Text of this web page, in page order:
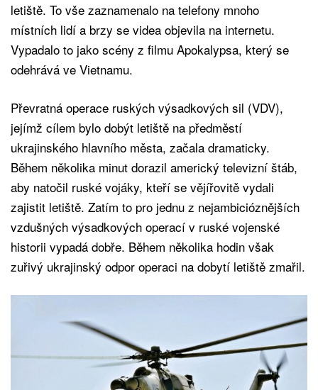
letiště. To vše zaznamenalo na telefony mnoho
místních lidí a brzy se videa objevila na internetu.
Vypadalo to jako scény z filmu Apokalypsa, který se
odehrává ve Vietnamu.
Převratná operace ruských výsadkových sil (VDV),
jejímž cílem bylo dobýt letiště na předměstí
ukrajinského hlavního města, začala dramaticky.
Během několika minut dorazil americký televizní štáb,
aby natočil ruské vojáky, kteří se vějířovitě vydali
zajistit letiště. Zatím to pro jednu z nejambicióznějších
vzdušných výsadkových operací v ruské vojenské
historii vypadá dobře. Během několika hodin však
zuřivý ukrajinský odpor operaci na dobytí letiště zmařil.